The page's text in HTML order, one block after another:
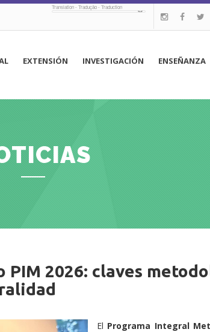
Translation - Tradução - Traduction
EXTENSIÓN INVESTIGACIÓN ENSEÑANZA
PIM 2026: claves
El Programa Integral